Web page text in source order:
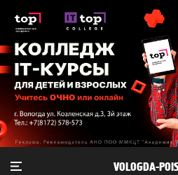
VOLOGDA-